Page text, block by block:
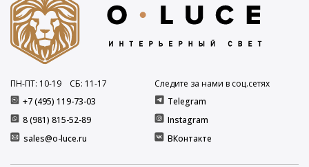
+7 (495) 119-73-03
8 (981) 815-52-89
ПН-ПТ: 10-19 СБ: 11-17
sales@o-luce.ru
Следите за нами в соц.сетях
Telegram
Instagram
ВКонтакте